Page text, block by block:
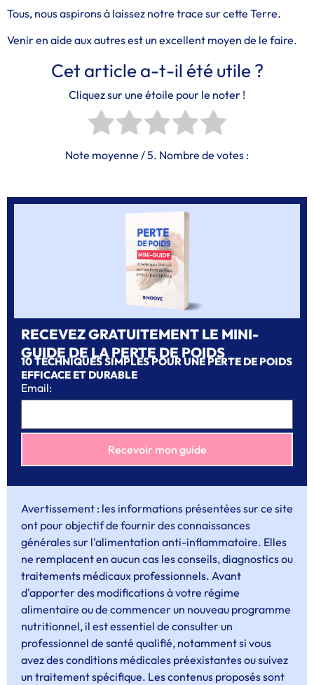
Tous, nous aspirons à laissez notre trace sur cette Terre.
Venir en aide aux autres est un excellent moyen de le faire.
Cet article a-t-il été utile ?
Cliquez sur une étoile pour le noter !
Note moyenne / 5. Nombre de votes :
RECEVEZ GRATUITEMENT LE MINI-
GUIDE DE LA PERTE DE POIDS
10 TECHNIQUES SIMPLES POUR UNE PERTE DE POIDS
EFFICACE ET DURABLE
Email:
Avertissement : les informations présentées sur ce site
ont pour objectif de fournir des connaissances
générales sur l'alimentation anti-inflammatoire. Elles
ne remplacent en aucun cas les conseils, diagnostics ou
traitements médicaux professionnels. Avant
d'apporter des modifications à votre régime
alimentaire ou de commencer un nouveau programme
nutritionnel, il est essentiel de consulter un
professionnel de santé qualifié, notamment si vous
avez des conditions médicales préexistantes ou suivez
un traitement spécifique. Les contenus proposés sont